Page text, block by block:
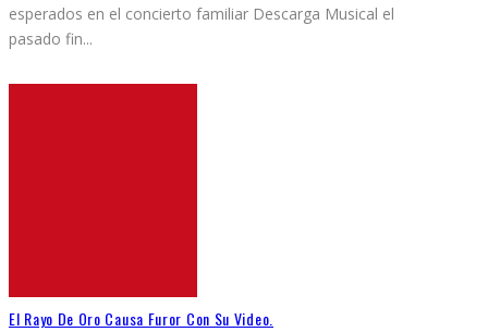
esperados en el concierto familiar Descarga Musical el
pasado fin...
El Rayo De Oro Causa Furor Con Su Video.